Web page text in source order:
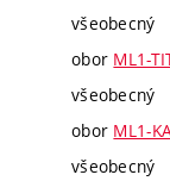
všeobecný
obor ML1-
všeobecný
obor ML1-
všeobecný